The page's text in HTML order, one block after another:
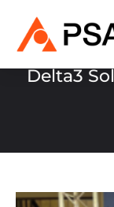
Delta3